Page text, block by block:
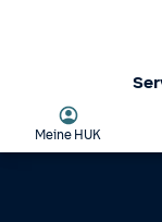
Meine HUK